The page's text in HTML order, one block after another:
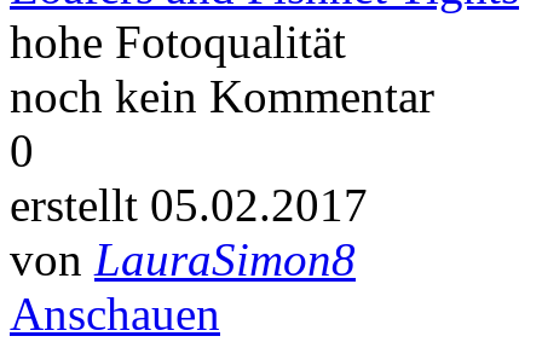
hohe Fotoqualität
noch kein Kommentar
0
erstellt 05.02.2017
von LauraSimon8
Anschauen